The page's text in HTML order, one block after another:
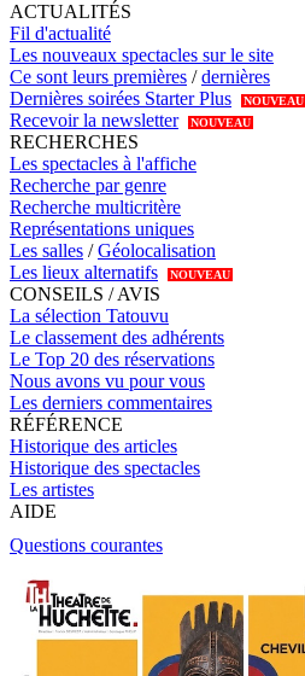
ACTUALITÉS
Fil d'actualité
Les nouveaux spectacles sur le site
Ce sont leurs premières /dernières
Dernières soirées Starter Plus
NOUVEAU
Recevoir la newsletter NOUVEAU
RECHERCHES
Les spectacles à l'affiche
Recherche par genre
Recherche multicritère
Représentations uniques
Les salles /Géolocalisation
Les lieux alternatifs
NOUVEAU
CONSEILS / AVIS
La sélection Tatouvu
Le classement des adhérents
Le Top 20 des réservations
Nous avons vu pour vous
Les derniers commentaires
RÉFÉRENCE
Historique des articles
Historique des spectacles
Les artistes
AIDE
Questions courantes